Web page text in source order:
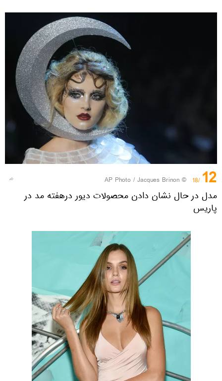
12
/18
© AP Photo / Jacques Brinon
مدل در حال نشان دادن محصولات دیور درهفته مد در
پاریس